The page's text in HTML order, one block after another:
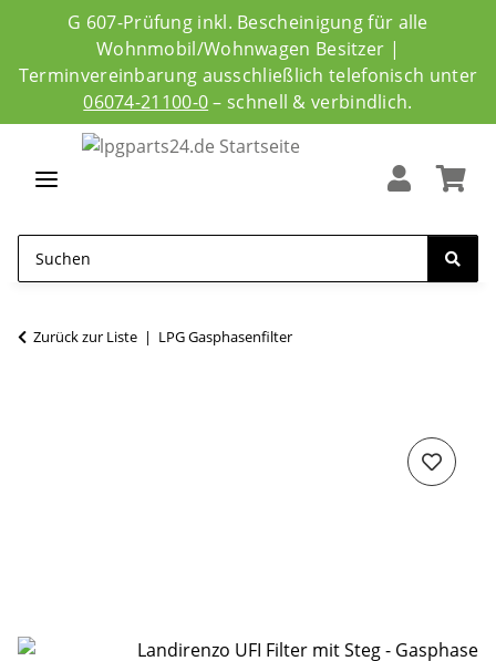
G 607-Prüfung inkl. Bescheinigung für alle
Wohnmobil/Wohnwagen Besitzer |
Terminvereinbarung ausschließlich telefonisch unter
06074-21100-0– schnell & verbindlich.
Zurück zur Liste LPG Gasphasenfilter